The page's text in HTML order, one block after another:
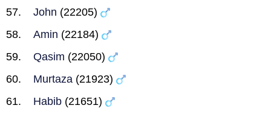
John (22205)
Amin (22184)
Qasim (22050)
Murtaza (21923)
Habib (21651)